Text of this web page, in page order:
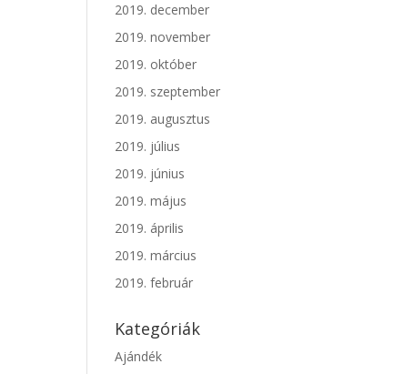
2019. december
2019. november
2019. október
2019. szeptember
2019. augusztus
2019. július
2019. június
2019. május
2019. április
2019. március
2019. február
Kategóriák
Ajándék